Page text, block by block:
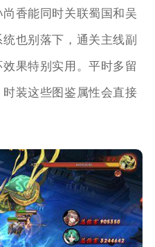
香能同时关联蜀国和吴
也别落下，通关主线副
果特别实用。平时多留
装这些图鉴属性会直接